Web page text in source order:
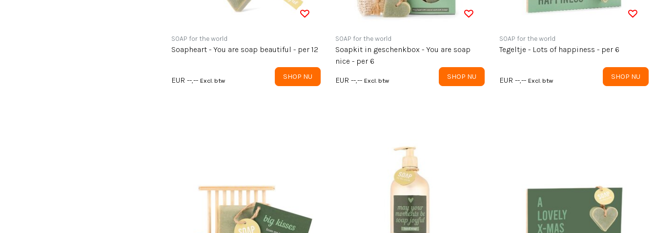
SOAP for the world
Soapheart - You are soap beautiful - per 12
EUR --,-- Excl. btw SHOP NU
SOAP for the world
Soapkit in geschenkbox - You are soap
nice - per 6
EUR --,-- Excl. btw SHOP NU
SOAP for the world
Tegeltje - Lots of happiness - per 6
EUR --,-- Excl. btw SHOP NU